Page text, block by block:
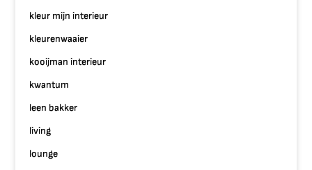
kleur mijn interieur
kleurenwaaier
kooijman interieur
kwantum
leen bakker
living
lounge